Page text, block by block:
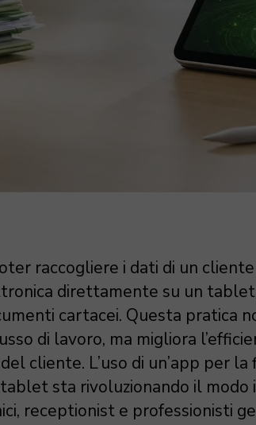
raccogliere i dati di un
direttamente su un
cartacei. Questa pratica
di lavoro, ma migliora
cliente. L’uso di un’app per la
sta rivoluzionando il modo
receptionist e professionisti